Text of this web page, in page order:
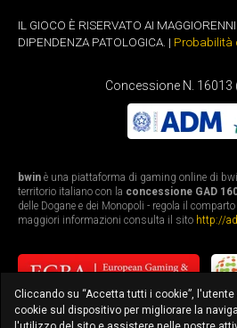
IL GIOCO È RISERVATO AI
DIPENDENZA PATOLOGICA. | Probabilità
Concessione N. 16013
bwin è una piattaforma di gaming online di
territorio italiano con la concessione GAD
delle Dogane e dei Monopoli - regola il
maggiori informazioni consulta il sito http://
Cliccando su “Accetta tutti i cookie”,
cookie sul dispositivo per migliorare la